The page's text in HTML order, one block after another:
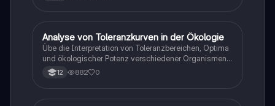
ABiologie
Analyse von Toleranzkurven in der Ökologie
Übe die Interpretation von Toleranzbereichen, Optima
und ökologischer Potenz verschiedener Organismen
gegenüber Umweltfaktoren.
12 882 0